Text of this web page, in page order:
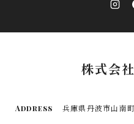
株式会
Address 兵庫県丹波市山南